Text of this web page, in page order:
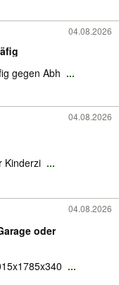
04.08.2026
gegen Abh ...
04.08.2026
Kinderzi ...
04.08.2026
oder
...